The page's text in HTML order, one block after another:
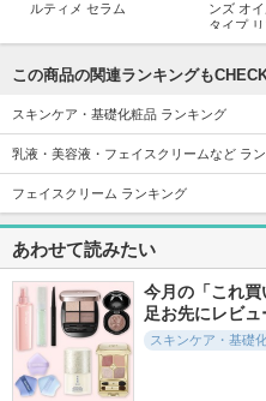
ルティメ セラム
ンズ オ
タイプ
グシトラ
アテニア
タカミスキンピール
ビトアス
この商品の関連ランキングもCHECK
スキンケア・基礎化粧品 ランキング
乳液・美容液・フェイスクリームなど ラ
フェイスクリーム ランキング
あわせて読みたい
今月の「これ
足お先にレビュ
スキンケア・基礎